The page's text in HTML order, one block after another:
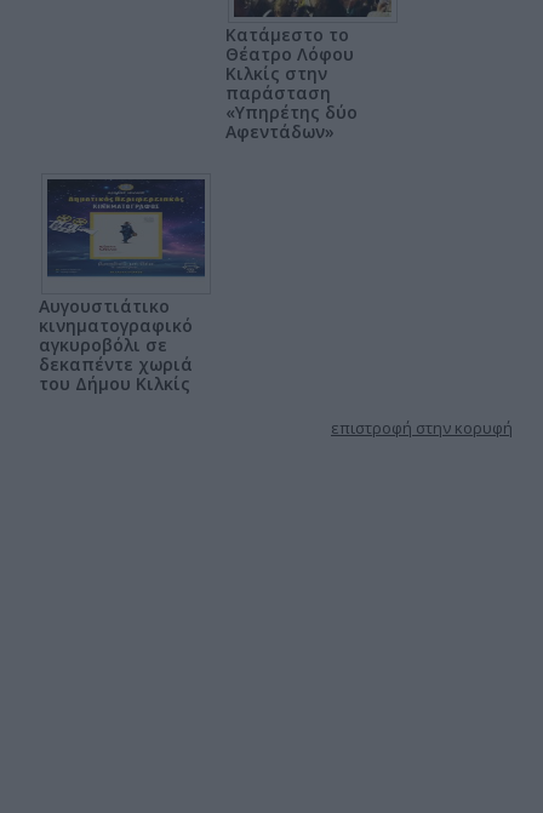
Κατάμεστο το
Θέατρο Λόφου
Κιλκίς στην
παράσταση
«Υπηρέτης δύο
Αφεντάδων»
Αυγουστιάτικο
κινηματογραφικό
αγκυροβόλι σε
δεκαπέντε χωριά
του Δήμου Κιλκίς
επιστροφή στην κορυφή